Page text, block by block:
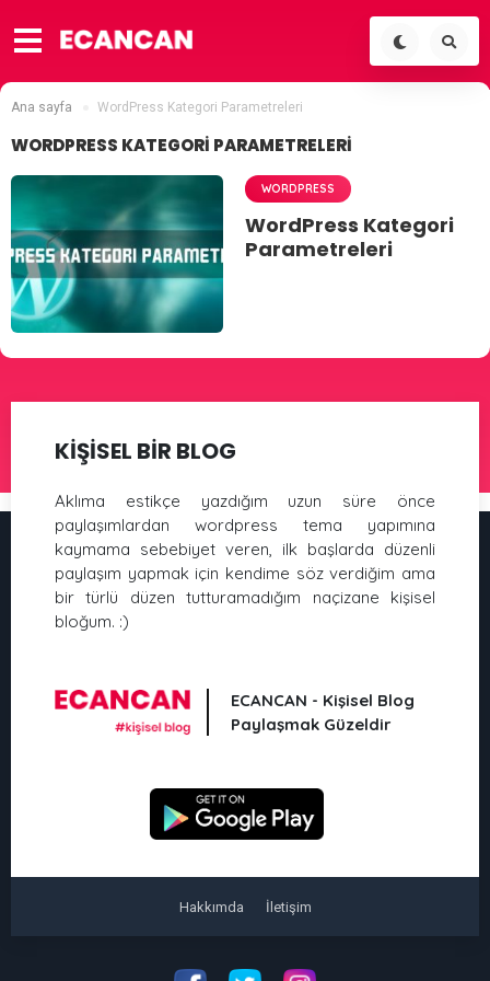
Ana sayfa WordPress Kategori Parametreleri
WORDPRESS KATEGORI PARAMETRELERI
WORDPRESS
WordPress Kategori
Parametreleri
KİŞİSEL BİR BLOG
Aklıma estikçe yazdığım uzun süre önce
paylaşımlardan wordpress tema yapımına
kaymama sebebiyet veren, ilk başlarda düzenli
paylaşım yapmak için kendime söz verdiğim ama
bir türlü düzen tutturamadığım naçizane kişisel
bloğum. :)
ECANCAN - Kişisel Blog
Paylaşmak Güzeldir
Hakkımda İletişim